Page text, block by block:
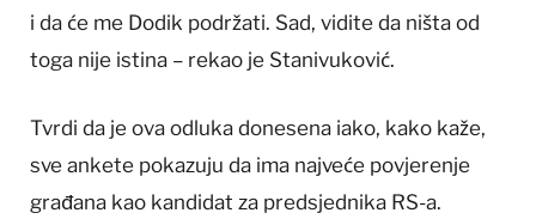
i da će me Dodik podržati. Sad, vidite da ništa od
toga nije istina – rekao je Stanivuković.
Tvrdi da je ova odluka donesena iako, kako kaže,
sve ankete pokazuju da ima najveće povjerenje
građana kao kandidat za predsjednika RS-a.